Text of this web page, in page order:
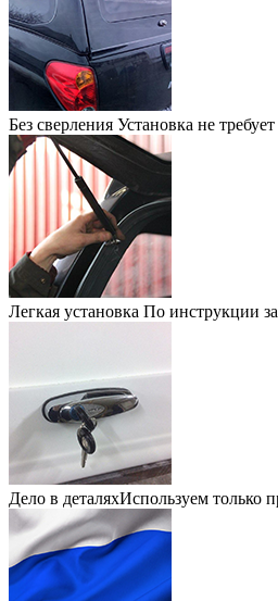
Без сверления Установка не
Легкая установка По инструкции
Дело в деталяхИспользуем только